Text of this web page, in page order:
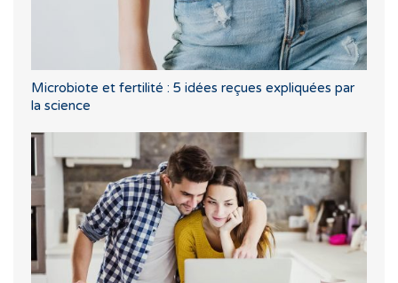
Microbiote et fertilité : 5 idées reçues expliquées par
la science